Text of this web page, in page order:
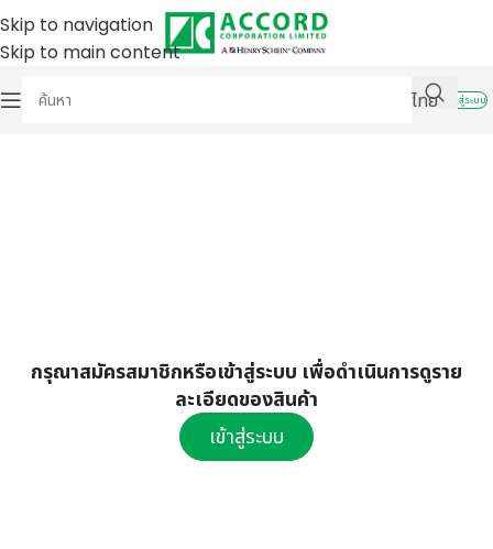
Skip to navigation
Skip to main content
ไทย
เข้าสู่ระบบ
กรุณาสมัครสมาชิกหรือเข้าสู่ระบบ เพื่อดำเนินการดูราย
ละเอียดของสินค้า
เข้าสู่ระบบ